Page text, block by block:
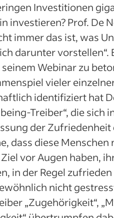
Investitionen
investieren? Prof. De
immer das ist, was
darunter vorstellen“.
Webinar zu
vieler
identifiziert hat
Treiber“, die sich
der Zufriedenheit
dass diese Menschen
vor Augen haben,
in der Regel
nicht
„Zugehörigkeit“,